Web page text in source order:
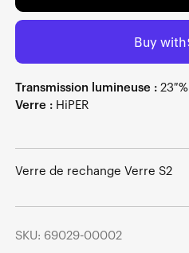
Transmission lumineuse : 23 %
Verre : HiPER
Verre de rechange Verre S2
SKU: 69029-00002